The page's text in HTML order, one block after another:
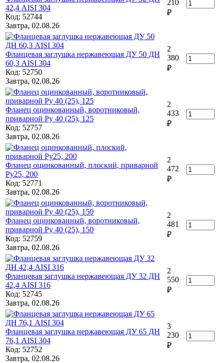
42,4 AISI 304
Код: 52744
Завтра, 02.08.26
210
₽
Фланцевая заглушка нержавеющая ДУ 50 ДН
60,3 AISI 304
Код: 52750
Завтра, 02.08.26
2
380
₽
Фланец оцинкованный, воротниковый,
приварной Ру 40 (25), 125
Код: 52757
Завтра, 02.08.26
2
433
₽
Фланец оцинкованный, плоский, приварной
Ру25, 200
Код: 52771
Завтра, 02.08.26
2
472
₽
Фланец оцинкованный, воротниковый,
приварной Ру 40 (25), 150
Код: 52759
Завтра, 02.08.26
2
481
₽
Фланцевая заглушка нержавеющая ДУ 32 ДН
42,4 AISI 316
Код: 52745
Завтра, 02.08.26
2
550
₽
Фланцевая заглушка нержавеющая ДУ 65 ДН
76,1 AISI 304
Код: 52752
Завтра, 02.08.26
3
230
₽